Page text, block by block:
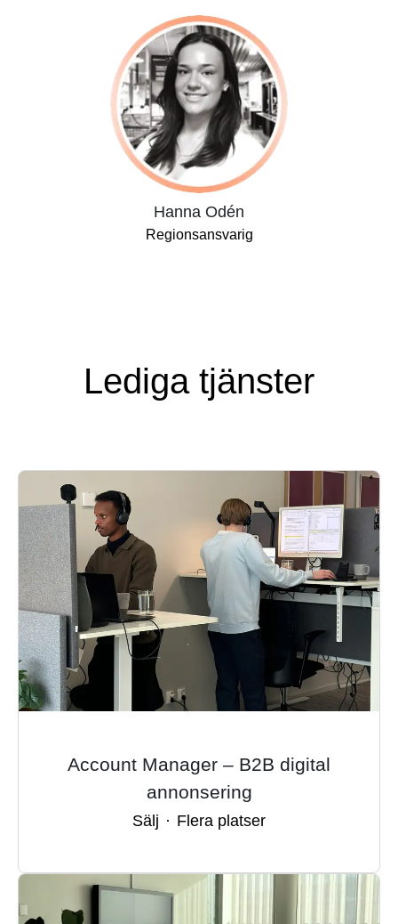
Hanna Odén
Regionsansvarig
Lediga tjänster
Account Manager – B2B digital
annonsering
Sälj · Flera platser